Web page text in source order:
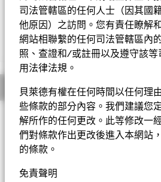
司法管轄區的任何人士（因其國
他原因）之訪問。您有責任瞭解
網站相聯繫的任何司法管轄區內
照、查證和/或註冊以及遵守該等
用法律法規。
貝萊德有權在任何時間以任何理
些條款的部分內容。我們建議您
解所作的任何更改。此等修改一
們對條款作出更改後進入本網站
的條款。
免責聲明
• 基金投資於股票，較大的股票價值
投資集中於歐洲經濟及貨幣聯盟成員國
比，其波動性或會較高。
• 基金需承受貨幣匯率風險、小型公司
或然可換股債券風險。
• 基金可運用衍生工具作對沖及投資用
投資用途。基金在使用衍生工具時可能
• 基金價值可升可跌，且可於短期內
一定程度的投資金額。
• 資者不應單憑此文件作投資決定。
品資料概要以了解風險因素等詳情。
概要
投資目標
歐元市場基金以盡量提高總回報為目
資產投資於在歐洲經濟及貨幣聯盟（「
不限於）投資顧問認為 在可見將來有機